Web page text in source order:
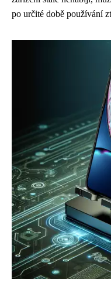
po určité době používání